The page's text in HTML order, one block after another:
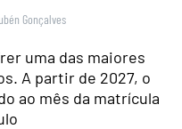
Gonçalves
uma das maiores
A partir de 2027, o
ao mês da matrícula